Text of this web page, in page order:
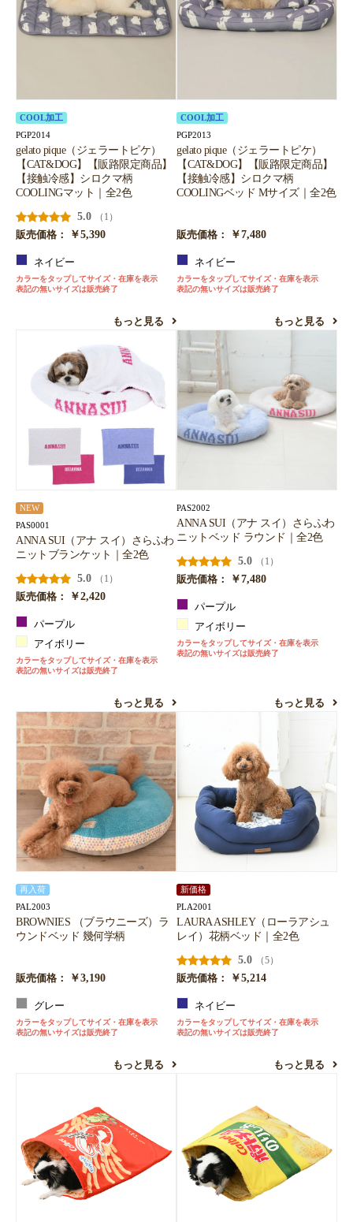
COOL加工
PGP2014
gelato pique（ジェラートピケ）
【CAT&DOG】【販路限定商品】
【接触冷感】シロクマ柄
COOLINGマット｜全2色
5.0
（1）
販売価格：
￥5,390
ネイビー
カラーをタップしてサイズ・在庫を表示
表記の無いサイズは販売終了
もっと見る
COOL加工
PGP2013
gelato pique（ジェラートピケ）
【CAT&DOG】【販路限定商品】
【接触冷感】シロクマ柄
COOLINGベッド Mサイズ｜全2色
販売価格： ￥7,480
ネイビー
カラーをタップしてサイズ・在庫を表示
表記の無いサイズは販売終了
もっと見る
NEW
PAS0001
ANNA SUI（アナ スイ）さらふわ
ニットブランケット｜全2色
5.0
（1）
販売価格：
￥2,420
パープル
アイボリー
カラーをタップしてサイズ・在庫を表示
表記の無いサイズは販売終了
もっと見る
PAS2002
ANNA SUI（アナ スイ）さらふわ
ニットベッド ラウンド｜全2色
5.0
（1）
販売価格：
￥7,480
パープル
アイボリー
カラーをタップしてサイズ・在庫を表示
表記の無いサイズは販売終了
もっと見る
再入荷
PAL2003
BROWNIES （ブラウニーズ）ラ
ウンドベッド 幾何学柄
販売価格： ￥3,190
グレー
カラーをタップしてサイズ・在庫を表示
表記の無いサイズは販売終了
もっと見る
新価格
PLA2001
LAURA ASHLEY（ローラアシュ
レイ）花柄ベッド｜全2色
5.0
（5）
販売価格：
￥5,214
ネイビー
カラーをタップしてサイズ・在庫を表示
表記の無いサイズは販売終了
もっと見る
カートへ進む